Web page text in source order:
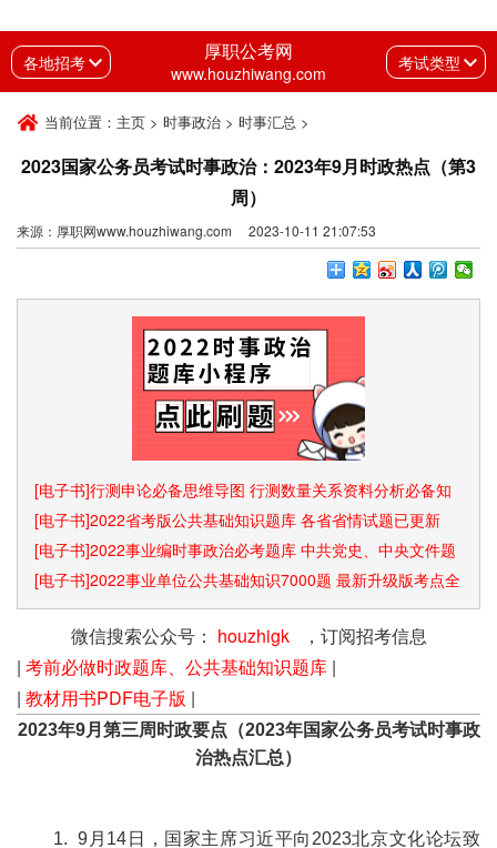
各地招考 厚职公考网
www.houzhiwang.com 考试类型
当前位置： 主页 > 时事政治 > 时事汇总 >
2023国家公务员考试时事政治：2023年9月时政热点（第3
周）
来源：厚职网www.houzhiwang.com 2023-10-11 21:07:53
[电子书]行测申论必备思维导图 行测数量关系资料分析必备知
识点和速算技巧
[电子书]2022省考版公共基础知识题库 各省省情试题已更新
[电子书]2022事业编时事政治必考题库 中共党史、中央文件题
库已更新
[电子书]2022事业单位公共基础知识7000题 最新升级版考点全
覆盖
微信搜索公众号： houzhigk，订阅招考信息
| 考前必做时政题库、公共基础知识题库 |
| 教材用书PDF电子版 |
2023年9月第三周时政要点（2023年国家公务员考试时事政
治热点汇总）
1. 9月14日，国家主席习近平向2023北京文化论坛致